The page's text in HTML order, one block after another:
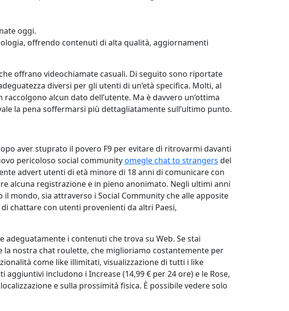
oggi.
offrendo contenuti di alta qualità, aggiornamenti
offrano videochiamate casuali. Di seguito sono riportate
diversi per gli utenti di un’età specifica. Molti, al
alcun dato dell’utente. Ma è davvero un’ottima
la pena soffermarsi più dettagliatamente sull’ultimo punto.
aver stuprato il povero F9 per evitare di ritrovarmi davanti
pericoloso social communityomegle chat to strangers del
advert utenti di età minore di 18 anni di comunicare con
alcuna registrazione e in pieno anonimato. Negli ultimi anni
mondo, sia attraverso i Social Community che alle apposite
chattare con utenti provenienti da altri Paesi,
i contenuti che trova su Web. Se stai
nostra chat roulette, che miglioriamo costantemente per
come like illimitati, visualizzazione di tutti i like
includono i Increase (14,99 € per 24 ore) e le Rose,
e sulla prossimità fisica. È possibile vedere solo